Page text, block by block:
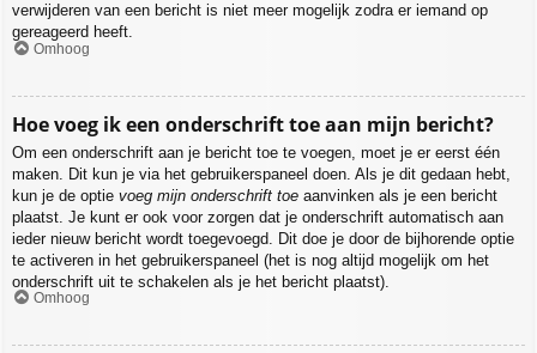
verwijderen van een bericht is niet meer mogelijk zodra er iemand op
gereageerd heeft.
Omhoog
Hoe voeg ik een onderschrift toe aan mijn bericht?
Om een onderschrift aan je bericht toe te voegen, moet je er eerst één
maken. Dit kun je via het gebruikerspaneel doen. Als je dit gedaan hebt,
kun je de optie voeg mijn onderschrift toe aanvinken als je een bericht
plaatst. Je kunt er ook voor zorgen dat je onderschrift automatisch aan
ieder nieuw bericht wordt toegevoegd. Dit doe je door de bijhorende optie
te activeren in het gebruikerspaneel (het is nog altijd mogelijk om het
onderschrift uit te schakelen als je het bericht plaatst).
Omhoog